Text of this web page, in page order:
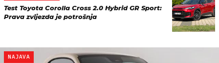
Test Toyota Corolla Cross 2.0 Hybrid GR Sport:
Prava zvijezda je potrošnja
NAJAVA